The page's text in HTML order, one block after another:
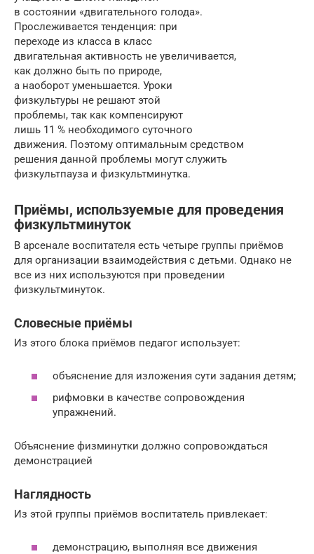
в состоянии «двигательного голода».
Прослеживается тенденция: при
переходе из класса в класс
двигательная активность не увеличивается,
как должно быть по природе,
а наоборот уменьшается. Уроки
физкультуры не решают этой
проблемы, так как компенсируют
лишь 11 % необходимого суточного
движения. Поэтому оптимальным средством
решения данной проблемы могут служить
физкультпауза и физкультминутка.
Приёмы, используемые для проведения
физкультминуток
В арсенале воспитателя есть четыре группы приёмов
для организации взаимодействия с детьми. Однако не
все из них используются при проведении
физкультминуток.
Словесные приёмы
Из этого блока приёмов педагог использует:
объяснение для изложения сути задания детям;
рифмовки в качестве сопровождения
упражнений.
Объяснение физминутки должно сопровождаться
демонстрацией
Наглядность
Из этой группы приёмов воспитатель привлекает:
демонстрацию, выполняя все движения